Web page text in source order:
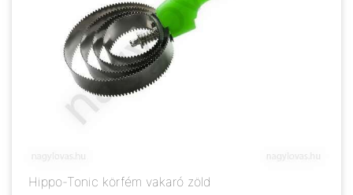
Hippo-Tonic körfém vakaró zöld